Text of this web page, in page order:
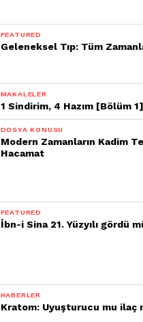
FEATURED
Geleneksel Tıp: Tüm
MAKALELER
1 Sindirim, 4 Hazım [Bölüm 1]
DOSYA KONUSU
Modern Zamanların Kadim
Hacamat
FEATURED
İbn-i Sina 21. Yüzyılı gördü
HABERLER
Kratom: Uyuşturucu mu ilaç